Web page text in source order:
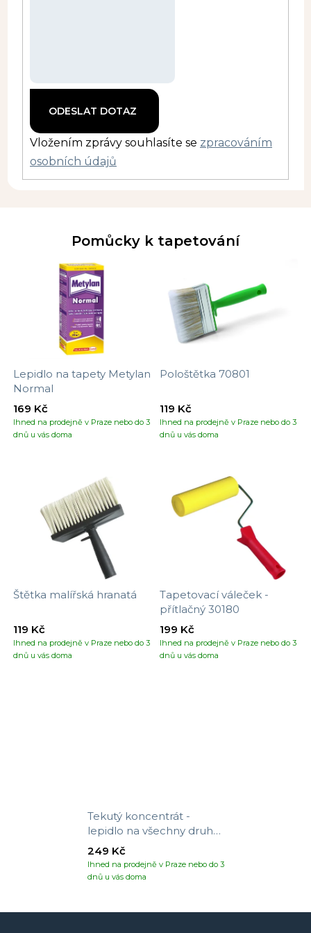
Vložením zprávy souhlasíte se zpracováním
osobních údajů
Pomůcky k tapetování
Lepidlo na tapety Metylan
Normal
Ihned na prodejně v Praze nebo do 3
dnů u vás doma
169 Kč
Pološtětka 70801
Ihned na prodejně v Praze nebo do 3
dnů u vás doma
119 Kč
Štětka malířská hranatá
Ihned na prodejně v Praze nebo do 3
dnů u vás doma
119 Kč
Tapetovací váleček -
přítlačný 30180
Ihned na prodejně v Praze nebo do 3
dnů u vás doma
199 Kč
Tekutý koncentrát -
lepidlo na všechny druhy
tapet
Ihned na prodejně v Praze nebo do 3
dnů u vás doma
249 Kč